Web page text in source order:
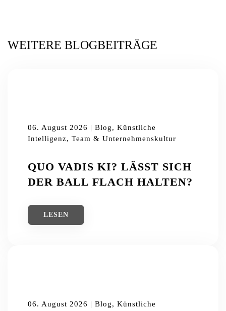
WEITERE BLOGBEITRÄGE
06. August 2026 | Blog, Künstliche
Intelligenz, Team & Unternehmenskultur
QUO VADIS KI? LÄSST SICH
DER BALL FLACH HALTEN?
LESEN
06. August 2026 | Blog, Künstliche